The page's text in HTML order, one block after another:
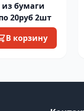
бумаги
20руб 2шт
В корзину